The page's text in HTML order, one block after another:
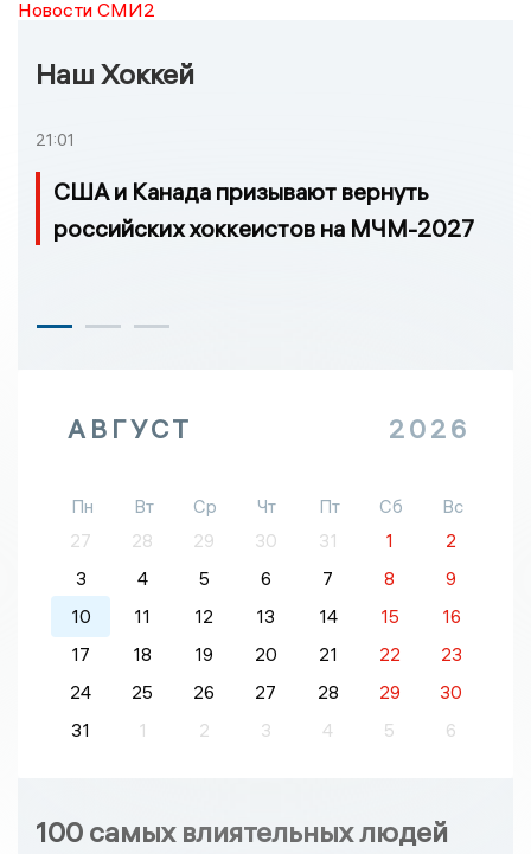
Новости СМИ2
Наш Хоккей
21:01
США и Канада призывают вернуть
российских хоккеистов на МЧМ-2027
АВГУСТ 2026
Пн Вт Ср Чт Пт Сб
Вс
27
28 29 30 31 1
2
3
4 5 6 7 8
9
10
11 12 13 14 15
16
17
18 19 20 21 22
23
24
25 26 27 28 29
30
31
1 2 3 4 5 6
100 самых влиятельных людей